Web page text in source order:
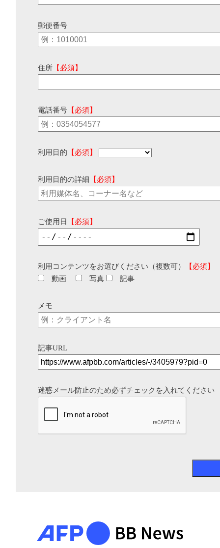
郵便番号
住所 【必須】
電話番号 【必須】
利用目的 【必須】
利用目的の詳細 【必須】
ご使用日 【必須】
利用コンテンツをお選びください（複数可）
【必須】
動画
写真 記事
メモ
記事URL
迷惑メール防止のため必ずチェックを入れてください